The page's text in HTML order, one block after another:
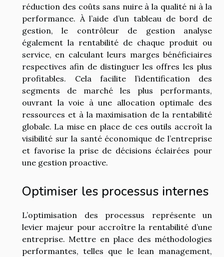
réduction des coûts sans nuire à la qualité ni à la
performance. À l’aide d’un tableau de bord de
gestion, le contrôleur de gestion analyse
également la rentabilité de chaque produit ou
service, en calculant leurs marges bénéficiaires
respectives afin de distinguer les offres les plus
profitables. Cela facilite l’identification des
segments de marché les plus performants,
ouvrant la voie à une allocation optimale des
ressources et à la maximisation de la rentabilité
globale. La mise en place de ces outils accroît la
visibilité sur la santé économique de l’entreprise
et favorise la prise de décisions éclairées pour
une gestion proactive.
Optimiser les processus internes
L’optimisation des processus représente un
levier majeur pour accroître la rentabilité d’une
entreprise. Mettre en place des méthodologies
performantes, telles que le lean management,